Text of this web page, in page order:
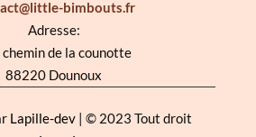
bimbouts.fr
Adresse:
de la counotte
88220 Dounoux
Lapille-dev | © 2023 Tout droit